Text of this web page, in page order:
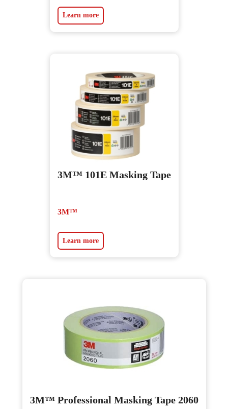
Learn more
3M™ 101E Masking Tape
3M™
Learn more
3M™ Professional Masking Tape 2060